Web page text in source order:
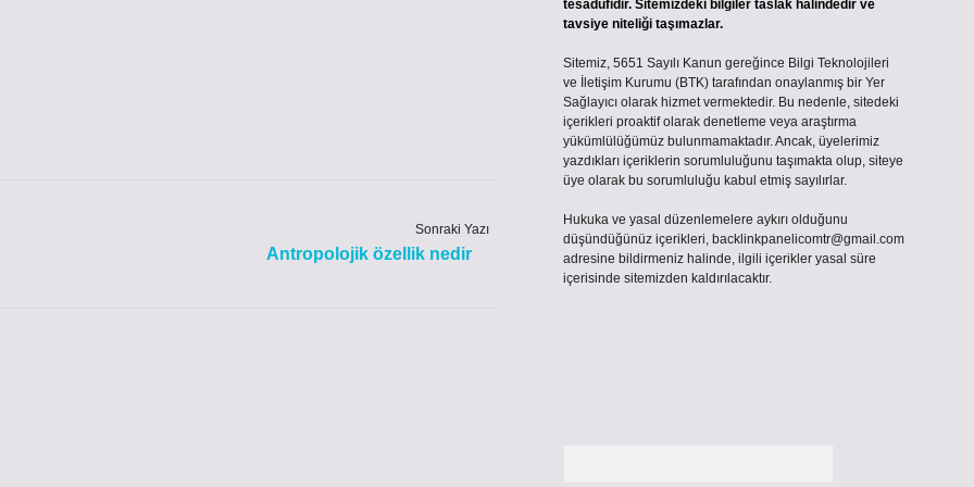
Sonraki Yazı
Antropolojik özellik nedir
tesadüfidir. Sitemizdeki bilgiler taslak halindedir ve
tavsiye niteliği taşımazlar.
Sitemiz, 5651 Sayılı Kanun gereğince Bilgi Teknolojileri
ve İletişim Kurumu (BTK) tarafından onaylanmış bir Yer
Sağlayıcı olarak hizmet vermektedir. Bu nedenle, sitedeki
içerikleri proaktif olarak denetleme veya araştırma
yükümlülüğümüz bulunmamaktadır. Ancak, üyelerimiz
yazdıkları içeriklerin sorumluluğunu taşımakta olup, siteye
üye olarak bu sorumluluğu kabul etmiş sayılırlar.
Hukuka ve yasal düzenlemelere aykırı olduğunu
düşündüğünüz içerikleri, backlinkpanelicomtr@gmail.com
adresine bildirmeniz halinde, ilgili içerikler yasal süre
içerisinde sitemizden kaldırılacaktır.